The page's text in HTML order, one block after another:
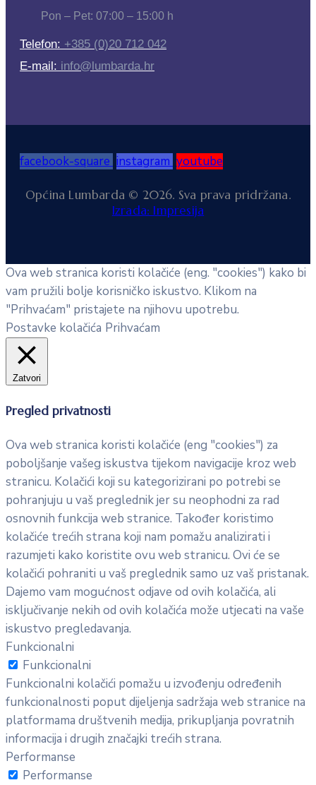
Pon – Pet: 07:00 – 15:00 h
Telefon: +385 (0)20 712 042
E-mail: info@lumbarda.hr
facebook-square instagram youtube
Općina Lumbarda © 2026. Sva prava pridržana.
Izrada: Impresija
Ova web stranica koristi kolačiće (eng. "cookies") kako bi
vam pružili bolje korisničko iskustvo. Klikom na
"Prihvaćam" pristajete na njihovu upotrebu.
Postavke kolačića Prihvaćam
Zatvori
Pregled privatnosti
Ova web stranica koristi kolačiće (eng "cookies") za
poboljšanje vašeg iskustva tijekom navigacije kroz web
stranicu. Kolačići koji su kategorizirani po potrebi se
pohranjuju u vaš preglednik jer su neophodni za rad
osnovnih funkcija web stranice. Također koristimo
kolačiće trećih strana koji nam pomažu analizirati i
razumjeti kako koristite ovu web stranicu. Ovi će se
kolačići pohraniti u vaš preglednik samo uz vaš pristanak.
Dajemo vam mogućnost odjave od ovih kolačića, ali
isključivanje nekih od ovih kolačića može utjecati na vaše
iskustvo pregledavanja.
Funkcionalni
Funkcionalni
Funkcionalni kolačići pomažu u izvođenju određenih
funkcionalnosti poput dijeljenja sadržaja web stranice na
platformama društvenih medija, prikupljanja povratnih
informacija i drugih značajki trećih strana.
Performanse
Performanse